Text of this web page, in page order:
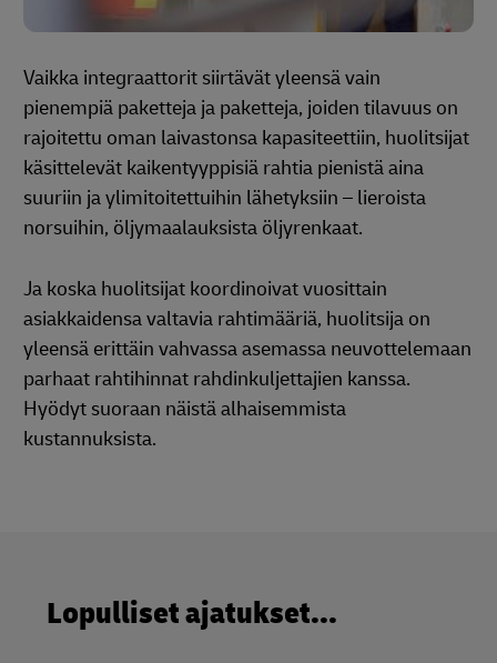
Vaikka integraattorit siirtävät yleensä vain
pienempiä paketteja ja paketteja, joiden tilavuus on
rajoitettu oman laivastonsa kapasiteettiin, huolitsijat
käsittelevät kaikentyyppisiä rahtia pienistä aina
suuriin ja ylimitoitettuihin lähetyksiin – lieroista
norsuihin, öljymaalauksista öljyrenkaat.
Ja koska huolitsijat koordinoivat vuosittain
asiakkaidensa valtavia rahtimääriä, huolitsija on
yleensä erittäin vahvassa asemassa neuvottelemaan
parhaat rahtihinnat rahdinkuljettajien kanssa.
Hyödyt suoraan näistä alhaisemmista
kustannuksista.
Lopulliset ajatukset...